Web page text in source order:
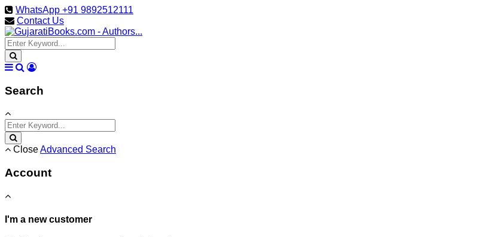
WhatsApp +91 9892512111
Contact Us
Search
CloseAdvanced Search
Account
I'm a new customer